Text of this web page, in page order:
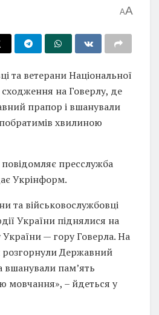
AA
та ветерани Національної
сходження на Говерлу, де
прапор і вшанували
хвилиною
пресслужба
Укрінформ.
та військовослужбовці
України піднялися на
— гору Говерла. На
розгорнули Державний
вшанували пам’ять
мовчання», – йдеться у